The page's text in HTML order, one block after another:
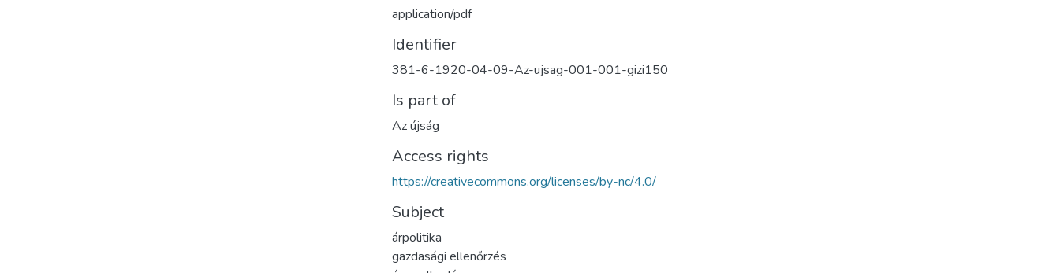
application/pdf
Identifier
381-6-1920-04-09-Az-ujsag-001-001-gizi150
Is part of
Az újság
Access rights
https://creativecommons.org/licenses/by-nc/4.0/
Subject
árpolitika
gazdasági ellenőrzés